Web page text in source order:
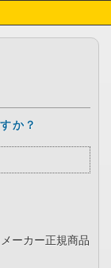
か？
ーカー正規商品